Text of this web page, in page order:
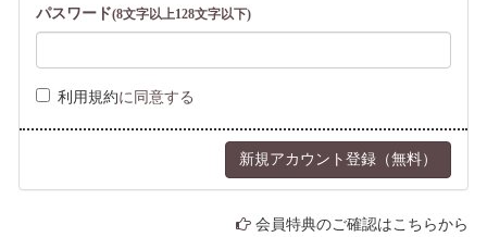
パスワード(8文字以上128文字以下)
利用規約に同意する
会員特典のご確認はこちらから